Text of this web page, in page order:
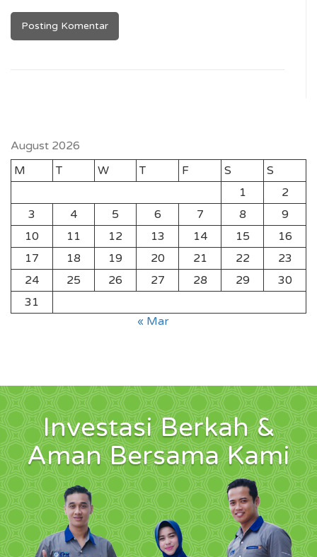
August 2026
M
T W T F S
S
1
2
3
4 5 6 7 8
9
10
11 12 13 14 15
16
17
18 19 20 21 22
23
24
25 26 27 28 29
30
31
« Mar
Investasi Berkah &
Aman Bersama Kami